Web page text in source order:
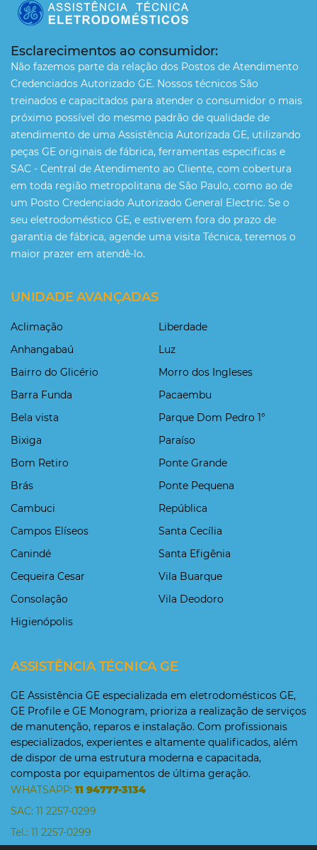
Esclarecimentos ao consumidor:
Não fazemos parte da relação dos Postos de Atendimento
Credenciados Autorizado GE. Nossos técnicos São
treinados e capacitados para atender o consumidor o mais
próximo possível do mesmo padrão de qualidade de
atendimento de uma Assistência Autorizada GE, utilizando
peças GE originais de fábrica, ferramentas especificas e
SAC - Central de Atendimento ao Cliente, com cobertura
em toda região metropolitana de São Paulo, como ao de
um Posto Credenciado Autorizado General Electric. Se o
seu eletrodoméstico GE, e estiverem fora do prazo de
garantia de fábrica, agende uma visita Técnica, teremos o
maior prazer em atendê-lo.
UNIDADE AVANÇADAS
Aclimação
Anhangabaú
Bairro do Glicério
Barra Funda
Bela vista
Bixiga
Bom Retiro
Brás
Cambuci
Campos Elíseos
Canindé
Cequeira Cesar
Consolação
Higienópolis
Liberdade
Luz
Morro dos Ingleses
Pacaembu
Parque Dom Pedro 1°
Paraíso
Ponte Grande
Ponte Pequena
República
Santa Cecília
Santa Efigênia
Vila Buarque
Vila Deodoro
ASSISTÊNCIA TÉCNICA GE
GE Assistência GE especializada em eletrodomésticos GE,
GE Profile e GE Monogram, prioriza a realização de serviços
de manutenção, reparos e instalação. Com profissionais
especializados, experientes e altamente qualificados, além
de dispor de uma estrutura moderna e capacitada,
composta por equipamentos de última geração.
WHATSAPP: 11 94777-3134
SAC: 11 2257-0299
Tel.: 11 2257-0299